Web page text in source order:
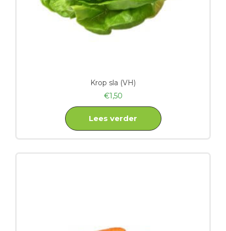
Krop sla (VH)
€1,50
Lees verder